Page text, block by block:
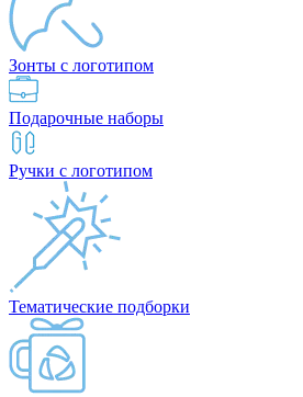
Зонты с логотипом
Подарочные наборы
Ручки с логотипом
Тематические подборки